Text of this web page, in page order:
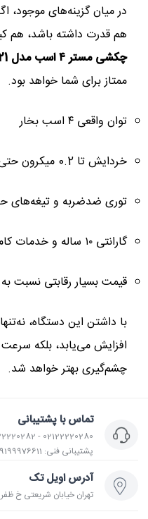
در میان گزینه‌های موجود،
هم قدرت داشته باشد، هم
چکشی مستر ۴ اسب مدل MFC21
ممتاز برای شما خواهد بود.
توان واقعی ۴ اسب بخار
خردایش تا 0.2 میکرون حتی برای زردچوبه
توری ضدضربه و تیغه‌های
گارانتی ۱۰ ساله و خدمات کامل در ایران
قیمت بسیار رقابتی نسبت
با داشتن این دستگاه،
افزایش می‌یابد، بلکه سرعت
چشم‌گیری بهتر خواهد شد.
تماس با پشتیبانی
02122220280 - 02122220282 - 09101790036 - 09199975511
پشتیبانی فنی: 09199976611
آدرس اویل تک
تهران خیابان شریعتی خ